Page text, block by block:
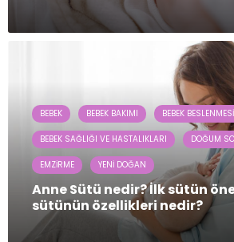
BEBEK BEBEK BAKIMI BEBEK BESLENMESI
BEBEK SAĞLIĞI VE HASTALIKLARI DOĞUM
EMZIRME YENI DOĞAN
Anne Sütü nedir? İlk sütün
sütünün özellikleri nedir?